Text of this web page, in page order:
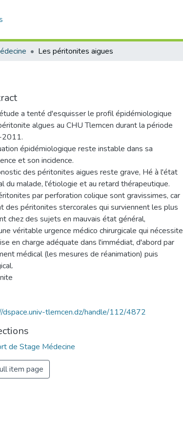
Les péritonites aigues
a tenté d'esquisser le profil épidémiologique
algues au CHU Tlemcen durant la période
épidémiologique reste instable dans sa
et son incidence.
des péritonites aigues reste grave, Hé à l'état
du malade, l'étiologie et au retard thérapeutique.
par perforation colique sont gravissimes, car
des péritonites stercorales qui surviennent les plus
chez des sujets en mauvais état général,
véritable urgence médico chirurgicale qui nécessite
en charge adéquate dans l'immédiat, d'abord par
médical (les mesures de réanimation) puis
dspace.univ-tlemcen.dz/handle/112/4872
de Stage Médecine
item page